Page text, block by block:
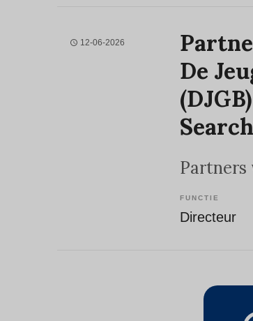
12-06-2026
De
Search
Partners
FUNCTIE
Directeur